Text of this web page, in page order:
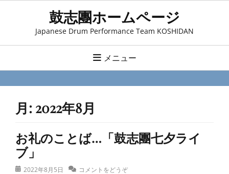
鼓志團ホームページ
Japanese Drum Performance Team KOSHIDAN
メニュー
月: 2022年8月
お礼のことば…「鼓志團七夕ライ
ブ」
投 2022年8月5日 コメントをどうぞ